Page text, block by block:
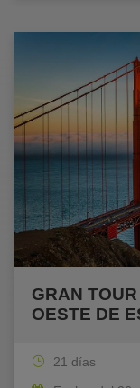
GRAN
OESTE DE
21 días